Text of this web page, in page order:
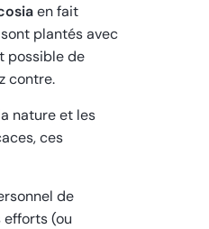
en fait
plantés avec
possible de
contre.
nature et les
ces
de
efforts (ou